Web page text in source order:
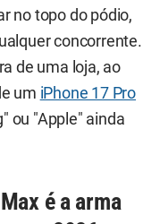
no topo do pódio,
concorrente.
de uma loja, ao
um iPhone 17 Pro
ou "Apple" ainda
é a arma